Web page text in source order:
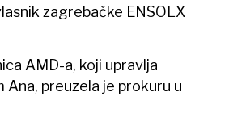
zagrebačke ENSOLX
AMD-a, koji upravlja
preuzela je prokuru u